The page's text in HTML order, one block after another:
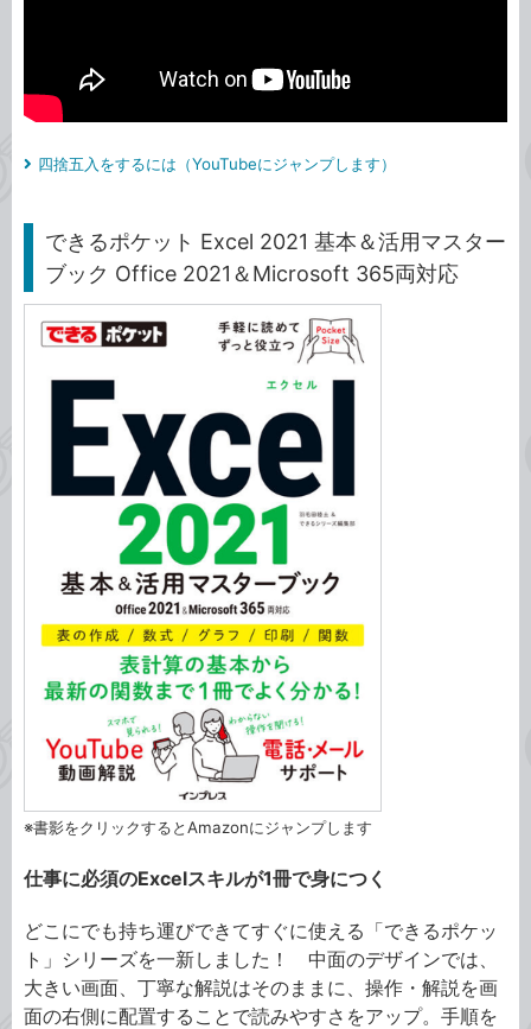
四捨五入をするには（YouTubeにジャンプします）
できるポケット Excel 2021 基本＆活用マスター
ブック Office 2021＆Microsoft 365両対応
※書影をクリックするとAmazonにジャンプします
仕事に必須のExcelスキルが1冊で身につく
どこにでも持ち運びできてすぐに使える「できるポケッ
ト」シリーズを一新しました！ 中面のデザインでは、
大きい画面、丁寧な解説はそのままに、操作・解説を画
面の右側に配置することで読みやすさをアップ。手順を